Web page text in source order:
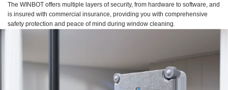
The WINBOT offers multiple layers of security, from hardware to software, and
is insured with commercial insurance, providing you with comprehensive
safety protection and peace of mind during window cleaning.